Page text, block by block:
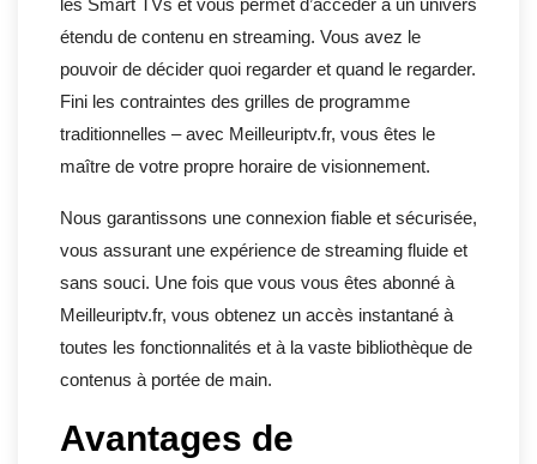
les Smart TVs et vous permet d’accéder à un univers
étendu de contenu en streaming. Vous avez le
pouvoir de décider quoi regarder et quand le regarder.
Fini les contraintes des grilles de programme
traditionnelles – avec Meilleuriptv.fr, vous êtes le
maître de votre propre horaire de visionnement.
Nous garantissons une connexion fiable et sécurisée,
vous assurant une expérience de streaming fluide et
sans souci. Une fois que vous vous êtes abonné à
Meilleuriptv.fr, vous obtenez un accès instantané à
toutes les fonctionnalités et à la vaste bibliothèque de
contenus à portée de main.
Avantages de